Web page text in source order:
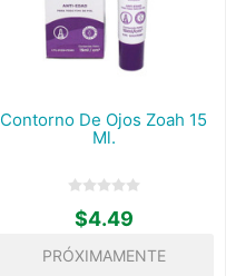
Contorno De Ojos Zoah 15
Ml.
$4.49
PRÓXIMAMENTE